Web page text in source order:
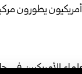
الأمريكيين في